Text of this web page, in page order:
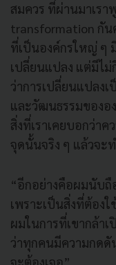
สมควร ที่ผ่านมาเรา
transformation กัน
ที่เป็นองค์กรใหญ่ ๆ
เปลี่ยนแปลง แต่มีไ
ว่าการเปลี่ยนแปลง
และวัฒนธรรมของอ
สิ่งที่เราเคยบอกว่า
จุดนั้นจริง ๆ แล้วจะ
“อีกอย่างคือผมนับ
เพราะเป็นสิ่งที่ต้อง
ผมในการที่เขากล้า
ว่าทุกคนมีความกดดั